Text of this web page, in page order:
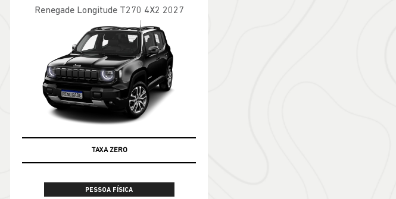
Renegade Longitude T270 4X2 2027
PESSOA FÍSICA